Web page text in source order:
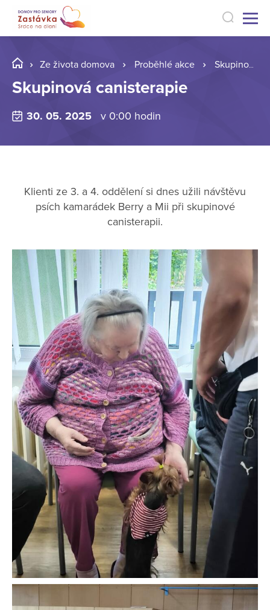
Ze života domova Proběhlé akce Skupinová canisterapie
Skupinová canisterapie
30. 05. 2025 v 0:00 hodin
Klienti ze 3. a 4. oddělení si dnes užili návštěvu
psích kamarádek Berry a Mii při skupinové
canisterapii.